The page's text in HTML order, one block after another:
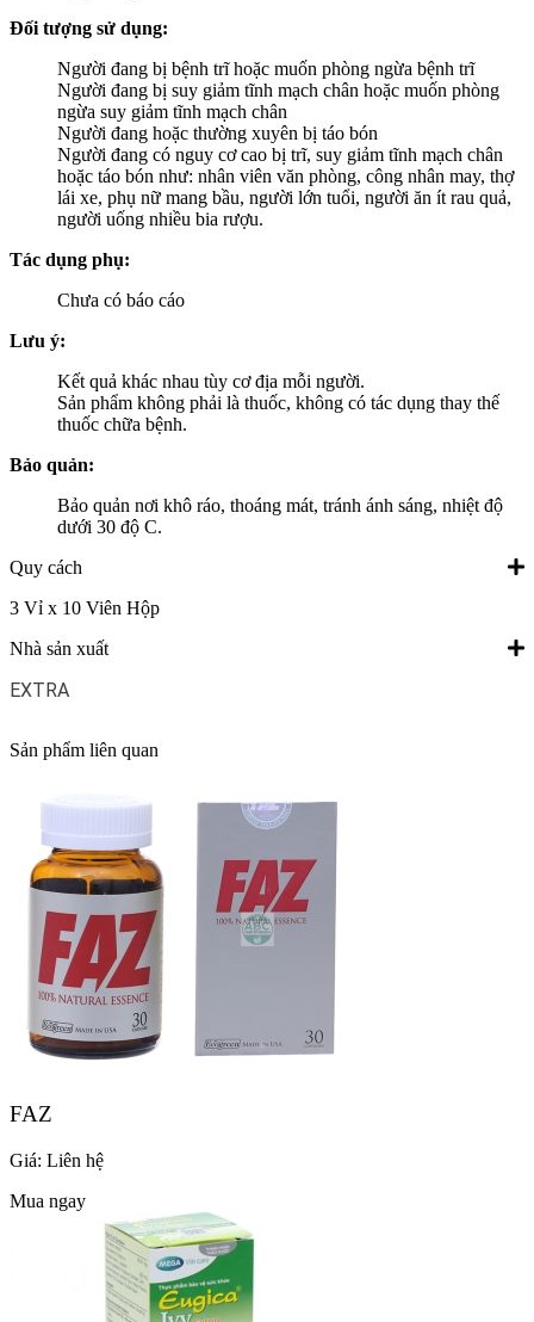
Đối tượng sử dụng:
Người đang bị bệnh trĩ hoặc muốn phòng ngừa bệnh trĩ
Người đang bị suy giảm tĩnh mạch chân hoặc muốn phòng
ngừa suy giảm tĩnh mạch chân
Người đang hoặc thường xuyên bị táo bón
Người đang có nguy cơ cao bị trĩ, suy giảm tĩnh mạch chân
hoặc táo bón như: nhân viên văn phòng, công nhân may, thợ
lái xe, phụ nữ mang bầu, người lớn tuổi, người ăn ít rau quả,
người uống nhiều bia rượu.
Tác dụng phụ:
Chưa có báo cáo
Lưu ý:
Kết quả khác nhau tùy cơ địa mỗi người.
Sản phẩm không phải là thuốc, không có tác dụng thay thế
thuốc chữa bệnh.
Bảo quản:
Bảo quản nơi khô ráo, thoáng mát, tránh ánh sáng, nhiệt độ
dưới 30 độ C.
Quy cách
3 Vỉ x 10 Viên Hộp
Nhà sản xuất
EXTRA
Sản phẩm liên quan
FAZ
Giá: Liên hệ
Mua ngay